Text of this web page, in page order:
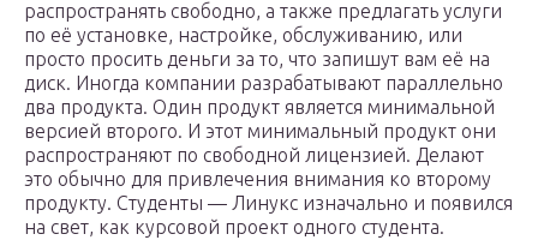
распространять свободно, а также предлагать услуги
по её установке, настройке, обслуживанию, или
просто просить деньги за то, что запишут вам её на
диск. Иногда компании разрабатывают параллельно
два продукта. Один продукт является минимальной
версией второго. И этот минимальный продукт они
распространяют по свободной лицензией. Делают
это обычно для привлечения внимания ко второму
продукту. Студенты — Линукс изначально и появился
на свет, как курсовой проект одного студента.